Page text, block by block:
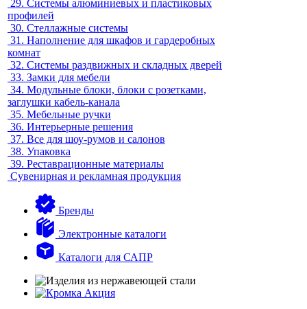
29. Системы алюминиевых и пластиковых
профилей
30. Стеллажные системы
31. Наполнение для шкафов и гардеробных
комнат
32. Системы раздвижных и складных дверей
33. Замки для мебели
34. Модульные блоки, блоки с розетками,
заглушки кабель-канала
35. Мебельные ручки
36. Интерьерные решения
37. Все для шоу-румов и салонов
38. Упаковка
39. Реставрационные материалы
Сувенирная и рекламная продукция
Бренды
Электронные каталоги
Каталоги для САПР